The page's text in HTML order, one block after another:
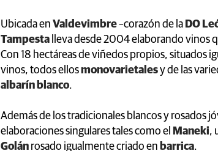
Ubicada en Valdevimbre–corazón de la DO
Tampesta lleva desde 2004 elaborando vinos
Con 18 hectáreas de viñedos propios, situados
vinos, todos ellosmonovarietalesy de las
albarín blanco.
Además de los tradicionales blancos y rosados
elaboraciones singulares tales como el Maneki,
Golán rosado igualmente criado en barrica.